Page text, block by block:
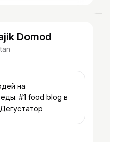
Domod
на
#1 food blog в